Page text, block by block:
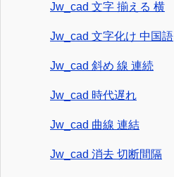
Jw_cad 文字 揃える 横
Jw_cad 文字化け 中国語
Jw_cad 斜め 線 連続
Jw_cad 時代遅れ
Jw_cad 曲線 連結
Jw_cad 消去 切断間隔